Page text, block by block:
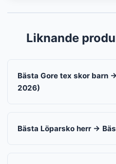
Liknande
Bästa Gore tex skor barn
2026)
Bästa Löparsko herr →